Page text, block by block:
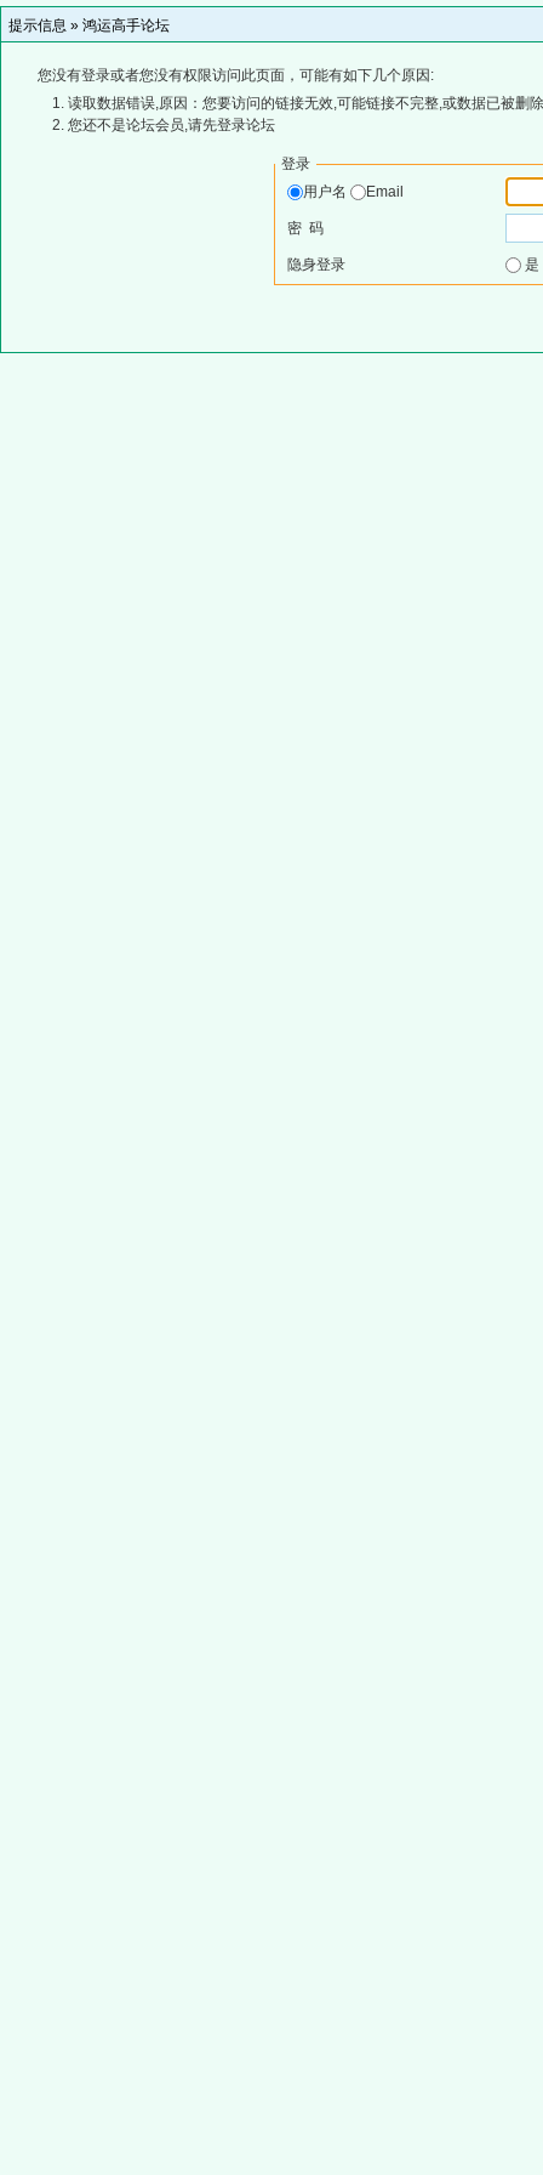
提示信息 » 鸿运高手论坛
您没有登录或者您没有权限访问此页面，可能有如下几个原因:
读取数据错误,原因：您要访问的链接无效,可能链接不完整,或数据已被删
您还不是论坛会员,请先登录论坛
登录
用户名
Email
密 码
隐身登录